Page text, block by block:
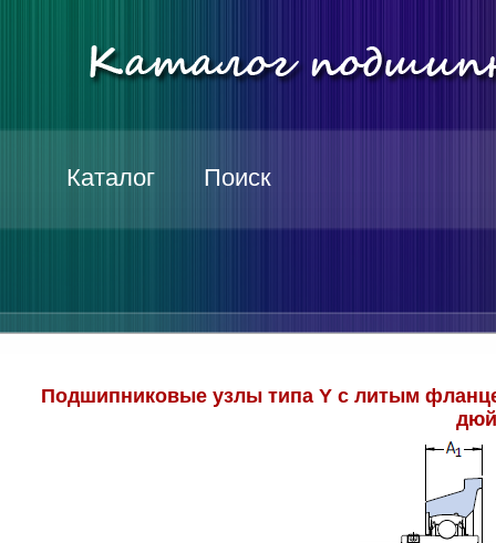
Каталог Поиск
Подшипниковые узлы типа Y с литым